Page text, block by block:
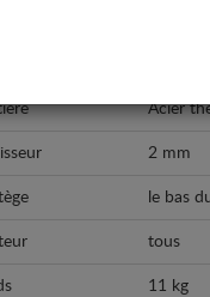
Acier
2 mm
le bas
tous
11 kg